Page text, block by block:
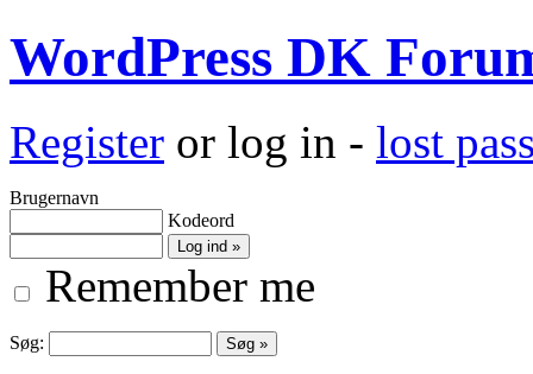
WordPress DK
Register or log in - lost
Brugernavn
Kodeord
Remember me
Søg: